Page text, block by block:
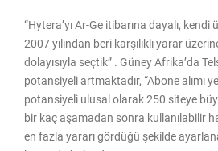
“Hytera’yı Ar-Ge itibarına dayalı,
2007 yılından beri karşılıklı yarar
dolayısıyla seçtik” . Güney Afrika’da
potansiyeli artmaktadır, “Abone alımı
potansiyeli ulusal olarak 250 siteye
bir kaç aşamadan sonra kullanılabilir
en fazla yararı gördüğü şekilde